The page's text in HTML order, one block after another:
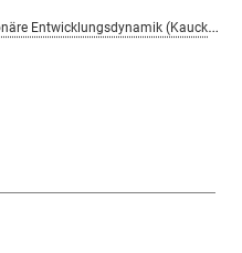
M
ax-Planck-Forschungsgruppe Evolutionäre Entwicklungsdynamik (Kaucká)